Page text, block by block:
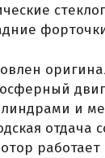
и
отдача
работает